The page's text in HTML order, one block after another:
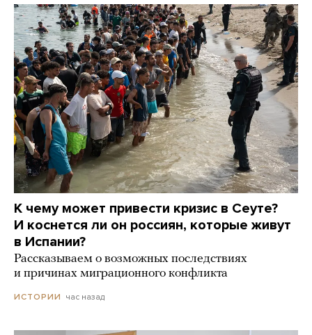
К чему может привести кризис в Сеуте?
И коснется ли он россиян, которые живут
в Испании?
Рассказываем о возможных последствиях
и причинах миграционного конфликта
ИСТОРИИ час назад